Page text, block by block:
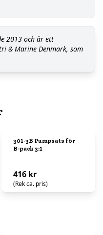
2013 och är ett
& Marine Denmark, som
301-3B Pumpsats för
B-pack 3:1
416 kr
(Rek ca. pris)